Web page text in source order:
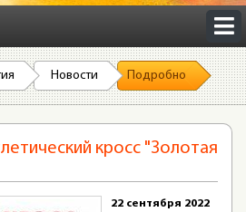
Новости Подробно
кросс "Золотая
22 сентября 2022